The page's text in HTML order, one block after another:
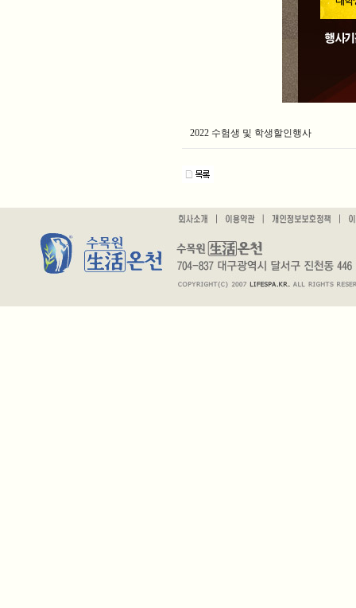
2022 수험생 및 학생할인행사